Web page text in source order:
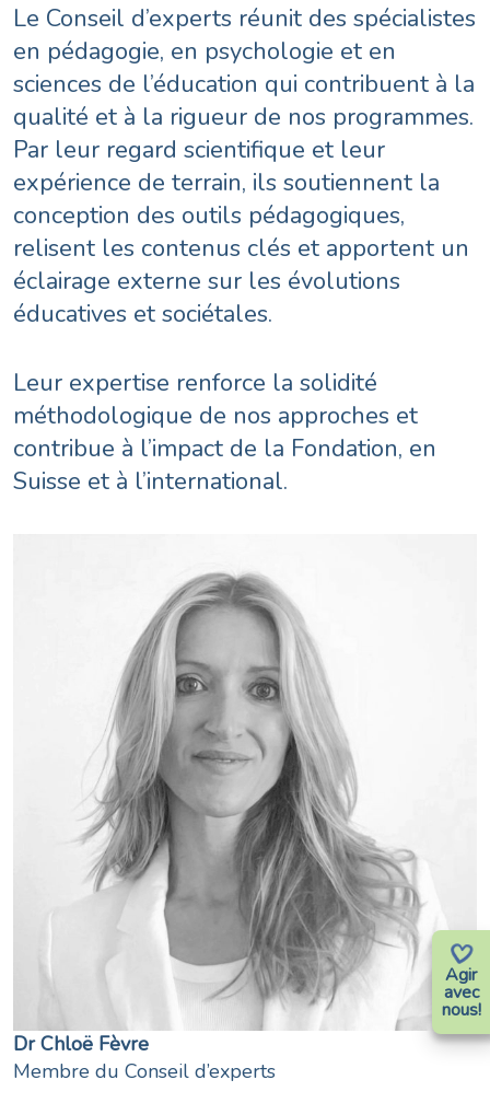
Agir
avec
nous!
Le Conseil d’experts réunit des spécialistes
en pédagogie, en psychologie et en
sciences de l’éducation qui contribuent à la
qualité et à la rigueur de nos programmes.
Par leur regard scientifique et leur
expérience de terrain, ils soutiennent la
conception des outils pédagogiques,
relisent les contenus clés et apportent un
éclairage externe sur les évolutions
éducatives et sociétales.
Leur expertise renforce la solidité
méthodologique de nos approches et
contribue à l’impact de la Fondation, en
Suisse et à l’international.
Dr Chloë Fèvre
Membre du Conseil d’experts